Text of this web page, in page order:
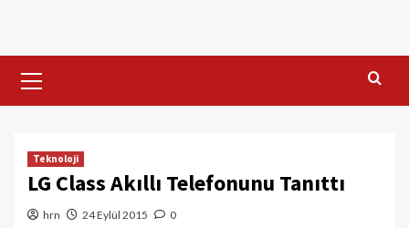
content
Menu
Teknoloji
LG Class Akıllı Telefonunu Tanıttı
hrn 24 Eylül 2015 0